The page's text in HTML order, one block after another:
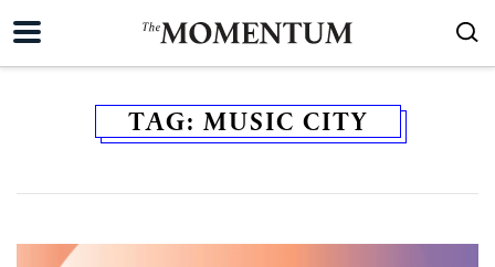
TAG: MUSIC CITY